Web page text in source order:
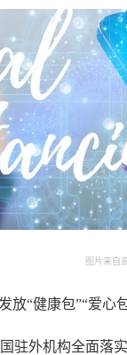
图片来自
放“健康包”“爱心
外机构全面落